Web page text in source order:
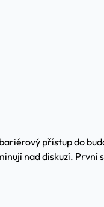
přístup do
nad diskuzí. První